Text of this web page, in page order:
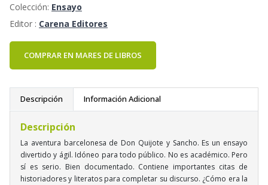
Colección: Ensayo
Editor : Carena Editores
COMPRAR EN MARES DE LIBROS
Descripción Información Adicional
Descripción
La aventura barcelonesa de Don Quijote y Sancho. Es un ensayo
divertido y ágil. Idóneo para todo público. No es académico. Pero
sí es serio. Bien documentado. Contiene importantes citas de
historiadores y literatos para completar su discurso. ¿Cómo era la